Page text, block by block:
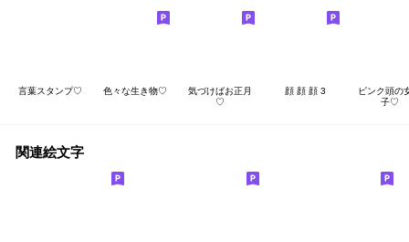
言葉スタンプ♡ 色々な生き物♡
気づけばお正月
♡
顔 顔 顔 3
ピンク頭の
子♡
関連絵文字